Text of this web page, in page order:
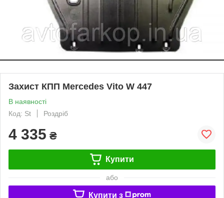
Захист КПП Mercedes Vito W 447
В наявності
Код: St
Роздріб
4 335 ₴
Купити
або
Купити з